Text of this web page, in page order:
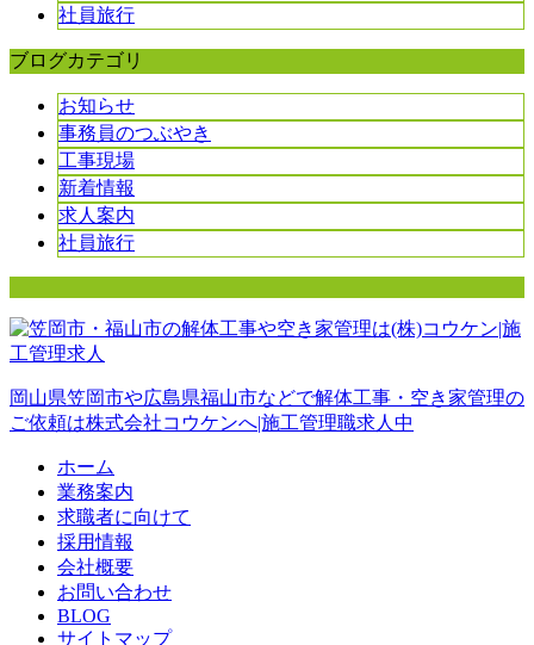
社員旅行
ブログカテゴリ
お知らせ
事務員のつぶやき
工事現場
新着情報
求人案内
社員旅行
岡山県笠岡市や広島県福山市などで解体工事・空き家管理の
ご依頼は株式会社コウケンへ|施工管理職求人中
ホーム
業務案内
求職者に向けて
採用情報
会社概要
お問い合わせ
BLOG
サイトマップ